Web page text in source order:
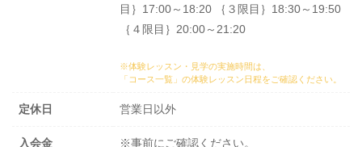
目｝17:00～18:20 ｛３限目｝18:30～19:50
｛４限目｝20:00～21:20
※体験レッスン・見学の実施時間は、
「コース一覧」の体験レッスン日程をご確認ください。
定休日 営業日以外
入会金 ※事前にご確認ください。